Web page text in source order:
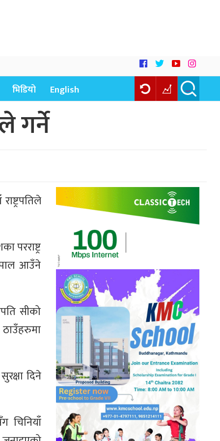
भिडियो English
गर्ने
परराष्ट्र
आउँने
सीको
दिने
चिनियाँ